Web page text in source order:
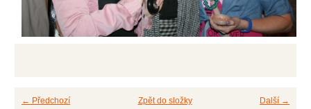
← Předchozí Další →
Zpět do složky